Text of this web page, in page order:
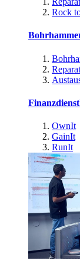
Rock
OwnIt
GainIt
RunIt